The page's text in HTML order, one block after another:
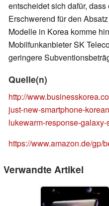
entscheidet sich dafür, dass
Erschwerend für den
Modelle in Korea komme
Mobilfunkanbieter SK
geringere
Quelle(n)
http://
just-new-smartphone-
lukewarm-response-galaxy-
https://www.amazon.de/gp/
Verwandte Artikel